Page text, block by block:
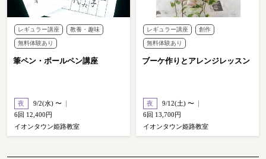
レギュラー講座 教養・趣味
無料体験あり
筆ペン・ボールペン講座
夜
9/2(水) 〜
6回 12,400円
イオンタウン姫路教室
レギュラー講座 創作
無料体験あり
ブーケ作りとアレンジレッスン
夜
9/12(土) 〜
6回 13,700円
イオンタウン姫路教室